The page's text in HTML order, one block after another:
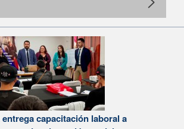
capacitación laboral a